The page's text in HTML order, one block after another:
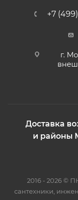
+7
г.
Доставка
и районы
2016 - 2026 ©
сантехники,